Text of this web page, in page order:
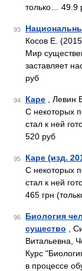
только… 49.9
93
Косов Е.
Мир
заставляет
руб
94 Каре , Левин
С некоторых
стал к ней
520 руб
95 Каре (изд.
С некоторых
стал к ней
465 грн
96
Биология
существо ,
Витальевна,
Курс
в процессе